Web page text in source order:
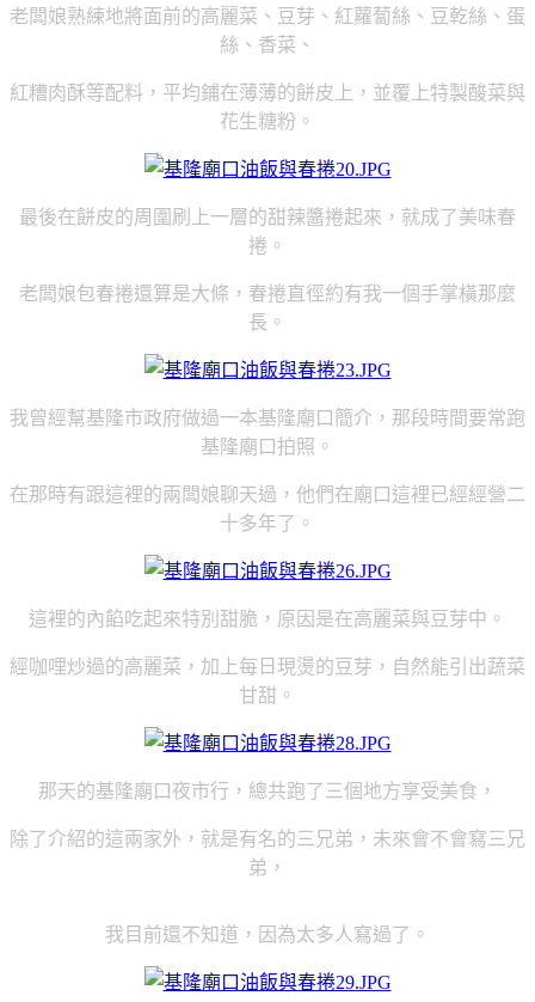
老闆娘熟練地將面前的高麗菜、豆芽、紅蘿蔔絲、豆乾絲、蛋
絲、香菜、
紅糟肉酥等配料，平均鋪在薄薄的餅皮上，並覆上特製酸菜與
花生糖粉。
最後在餅皮的周圍刷上一層的甜辣醬捲起來，就成了美味春
捲。
老闆娘包春捲還算是大條，春捲直徑約有我一個手掌橫那麼
長。
我曾經幫基隆市政府做過一本基隆廟口簡介，那段時間要常跑
基隆廟口拍照。
在那時有跟這裡的兩闆娘聊天過，他們在廟口這裡已經經營二
十多年了。
這裡的內餡吃起來特別甜脆，原因是在高麗菜與豆芽中。
經咖哩炒過的高麗菜，加上每日現燙的豆芽，自然能引出蔬菜
甘甜。
那天的基隆廟口夜市行，總共跑了三個地方享受美食，
除了介紹的這兩家外， 就是有名的三兄弟，未來會不會寫三兄
弟，
我目前還不知道，因為太多人寫過了。